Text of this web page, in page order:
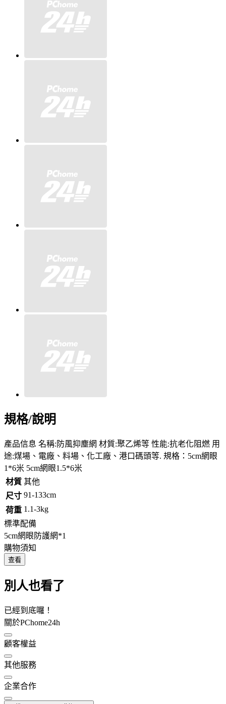
規格/說明
產品信息 名稱:防風抑塵網 材質:聚乙烯等 性能:抗老化阻燃 用
途:煤場、電廠、料場、化工廠、港口碼頭等. 規格：5cm網眼
1*6米 5cm網眼1.5*6米
材質 其他
尺寸 91-133cm
荷重 1.1-3kg
標準配備
5cm網眼防護網*1
購物須知
查看
別人也看了
已經到底囉！
關於PChome24h
顧客權益
其他服務
企業合作